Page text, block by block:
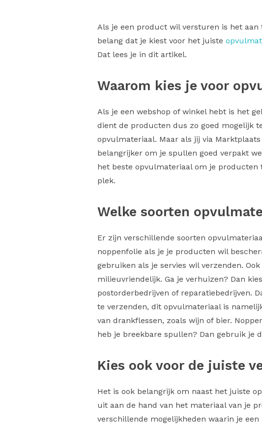
Als je een product wil versturen is het
belang dat je kiest voor het juiste
Dat lees je in dit artikel.
Waarom kies je voor
Als je een webshop of winkel hebt is het
dient de producten dus zo goed mogelijk
opvulmateriaal. Maar als jij via
belangrijker om je spullen goed verpakt
het beste opvulmateriaal om je
plek.
Welke soorten
Er zijn verschillende soorten
noppenfolie als je je producten wil
gebruiken als je servies wil verzenden.
milieuvriendelijk. Ga je verhuizen? Dan
postorderbedrijven of reparatiebedrijven.
te verzenden, dit opvulmateriaal is
van drankflessen, zoals wijn of bier.
heb je breekbare spullen? Dan gebruik je
Kies ook voor de juiste
Het is ook belangrijk om naast het juiste
uit aan de hand van het materiaal van je
verschillende mogelijkheden waarin je